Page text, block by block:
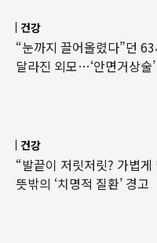
건강
“눈까지 끌어올렸다”던
달라진 외모…‘안면거상술
건강
“발끝이 저릿저릿? 가볍
뜻밖의 ‘치명적 질환’ 경고